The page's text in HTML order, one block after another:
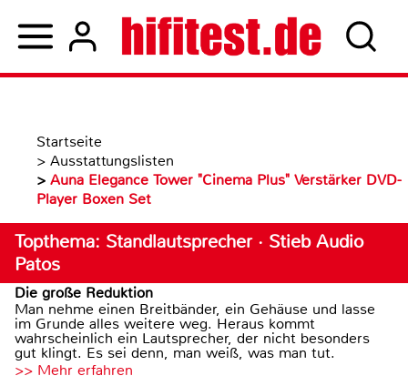
Startseite
> Ausstattungslisten
> Auna Elegance Tower "Cinema Plus" Verstärker DVD-
Player Boxen Set
Topthema: Standlautsprecher · Stieb Audio
Patos
Die große Reduktion
Man nehme einen Breitbänder, ein Gehäuse und lasse
im Grunde alles weitere weg. Heraus kommt
wahrscheinlich ein Lautsprecher, der nicht besonders
gut klingt. Es sei denn, man weiß, was man tut.
>> Mehr erfahren